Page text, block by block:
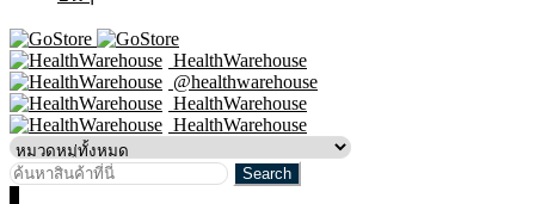
HealthWarehouse
@healthwarehouse
HealthWarehouse
HealthWarehouse